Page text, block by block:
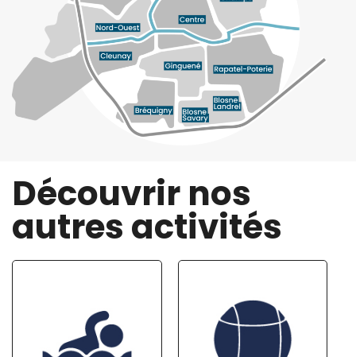
Découvrir nos
autres activités